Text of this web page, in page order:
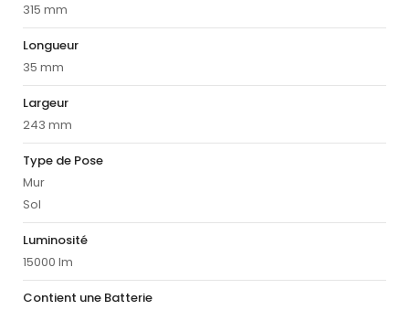
315 mm
Longueur
35 mm
Largeur
243 mm
Type de Pose
Mur
Sol
Luminosité
15000 lm
Contient une Batterie